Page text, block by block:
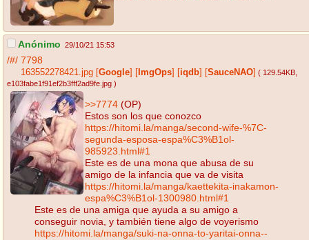
Anónimo 29/10/21 15:53
/#/ 7798
163552278421.jpg Google ImgOps iqdb SauceNAO ( 129.54KB
e103fabe1f91ef2b3fff2ad9fe.jpg )
>>7774 (OP)
Estos son los que conozco
https://hitomi.la/manga/second-wife-%7C-
segunda-esposa-espa%C3%B1ol-
985923.html#1
Este es de una mona que abusa de su
amigo de la infancia que va de visita
https://hitomi.la/manga/kaettekita-inakamon-
espa%C3%B1ol-1300980.html#1
Este es de una amiga que ayuda a su amigo a
conseguir novia, y también tiene algo de voyerismo
https://hitomi.la/manga/suki-na-onna-to-yaritai-onna--